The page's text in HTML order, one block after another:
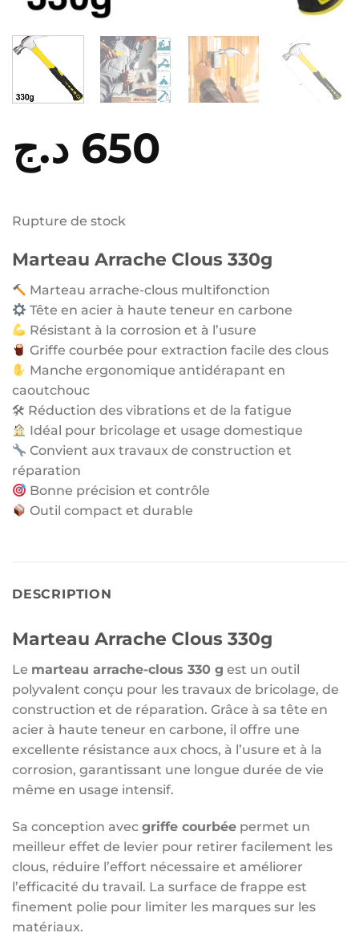
650 د.ج
Rupture de stock
Marteau Arrache Clous 330g
Marteau arrache-clous multifonction
Tête en acier à haute teneur en carbone
Résistant à la corrosion et à l’usure
Griffe courbée pour extraction facile des clous
Manche ergonomique antidérapant en
caoutchouc
🛠 Réduction des vibrations et de la fatigue
Idéal pour bricolage et usage domestique
Convient aux travaux de construction et
réparation
Bonne précision et contrôle
Outil compact et durable
DESCRIPTION
Marteau Arrache Clous 330g
Le marteau arrache-clous 330 g est un outil
polyvalent conçu pour les travaux de bricolage, de
construction et de réparation. Grâce à sa tête en
acier à haute teneur en carbone, il offre une
excellente résistance aux chocs, à l’usure et à la
corrosion, garantissant une longue durée de vie
même en usage intensif.
Sa conception avec griffe courbée permet un
meilleur effet de levier pour retirer facilement les
clous, réduire l’effort nécessaire et améliorer
l’efficacité du travail. La surface de frappe est
finement polie pour limiter les marques sur les
matériaux.